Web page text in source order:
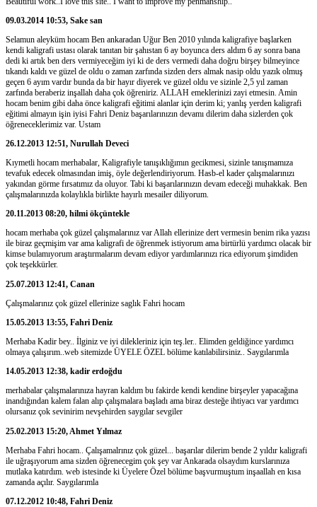
09.03.2014 10:53, Sake san
Selamun aleyküm hocam Ben ankaradan Uğur Ben 2010 yılında kaligrafiye başlarken
kendi kaligrafi ustası olarak tanıtan bir şahıstan 6 ay boyunca ders aldım 6 ay sonra bana
dedi ki artık ben ders vermiyeceğim iyi ki de ders vermedi daha doğru birşey bilmeyince
tıkandı kaldı ve güzel de oldu o zaman zarfında sizden ders almak nasip oldu yazık olmuş
geçen 6 ayım vardır bunda da bir hayır diyerek ve güzel oldu ve sizinle 2,5 yıl zaman
zarfında beraberiz inşallah daha çok öğreniriz. ALLAH emeklerinizi zayi etmesin. Amin
hocam benim gibi daha önce kaligrafi eğitimi alanlar için derim ki; yanlış yerden kaligrafi
eğitimi almayın işin iyisi Fahri Deniz başarılarınızın devamı dilerim daha sizlerden çok
öğreneceklerimiz var. Ustam
26.12.2013 12:51, Nurullah Deveci
Kıymetli hocam merhabalar, Kaligrafiyle tanışıklığımın gecikmesi, sizinle tanışmamıza
tevafuk edecek olmasından imiş, öyle değerlendiriyorum. Hasb-el kader çalışmalarınızı
yakından görme fırsatımız da oluyor. Tabi ki başarılarınızın devam edeceği muhakkak. Ben
çalışmalarınızda kolaylıkla birlikte hayırlı mesailer diliyorum.
20.11.2013 08:20, hilmi ökçüntekle
hocam merhaba çok güzel çalışmalarınız var Allah ellerinize dert vermesin benim rika yazısı
ile biraz geçmişim var ama kaligrafi de öğrenmek istiyorum ama birtürlü yardımcı olacak bir
kimse bulamıyorum araştırmalarım devam ediyor yardımlarınızı rica ediyorum şimdiden
çok teşekkürler.
25.07.2013 12:41, Canan
Çalışmalarınız çok güzel ellerinize saglık Fahri hocam
15.05.2013 13:55, Fahri Deniz
Merhaba Kadir bey.. İlginiz ve iyi dilekleriniz için teş.ler.. Elimden geldiğince yardımcı
olmaya çalışırım..web sitemizde ÜYELE ÖZEL bölüme katılabilirsiniz.. Saygılarımla
14.05.2013 12:38, kadir erdoğdu
merhabalar çalışmalarınıza hayran kaldım bu fakirde kendi kendine birşeyler yapacağına
inandığından kalem falan alıp çalışmalara başladı ama biraz desteğe ihtiyacı var yardımcı
olursanız çok sevinirim nevşehirden saygılar sevgiler
25.02.2013 15:20, Ahmet Yılmaz
Merhaba Fahri hocam.. Çalışamalrınız çok güzel... başarılar dilerim bende 2 yıldır kaligrafi
ile uğraşıyorum ama sizden öğrenecegim çok şey var Ankarada olsaydım kurslarınıza
mutlaka katırdım. web istesinde ki Üyelere Özel bölüme başvurmuştum inşaallah en kısa
zamanda açılır. Saygılarımla
07.12.2012 10:48, Fahri Deniz